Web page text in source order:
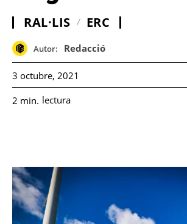
RAL·LIS ERC
Autor: Redacció
3 octubre, 2021
2 min. lectura